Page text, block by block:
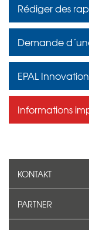
Rédiger des
Demande
EPAL
Informations
KONTAKT
PARTNER